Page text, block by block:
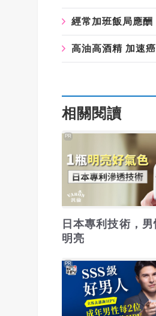
經常加班飯局應酬
高油高酒精 加速
相關閱讀
日本專利技術，
明亮
PR
PR